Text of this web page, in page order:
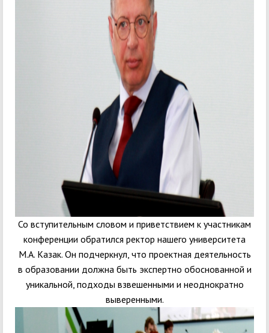
Со вступительным словом и приветствием к участникам
конференции обратился ректор нашего университета
М.А. Казак. Он подчеркнул, что проектная деятельность
в образовании должна быть экспертно обоснованной и
уникальной, подходы взвешенными и неоднократно
выверенными.